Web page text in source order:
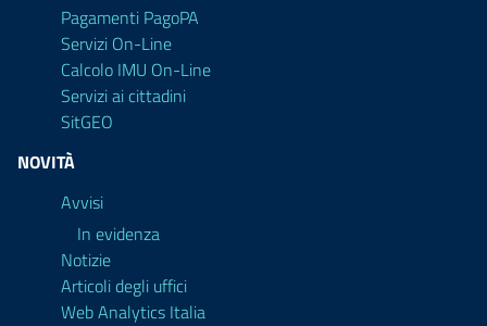
Pagamenti PagoPA
Servizi On-Line
Calcolo IMU On-Line
Servizi ai cittadini
SitGEO
NOVITÀ
Avvisi
In evidenza
Notizie
Articoli degli uffici
Web Analytics Italia